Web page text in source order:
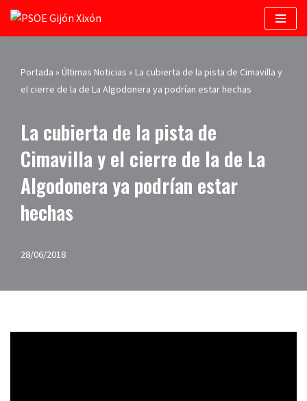
Saltar
contenido
Portada » Últimas Noticias » La cubierta de la pista de Cimavilla y
el cierre de la de La Algodonera ya podrían estar hechas
La cubierta de la pista de
Cimavilla y el cierre de la de La
Algodonera ya podrían estar
hechas
28/06/2018